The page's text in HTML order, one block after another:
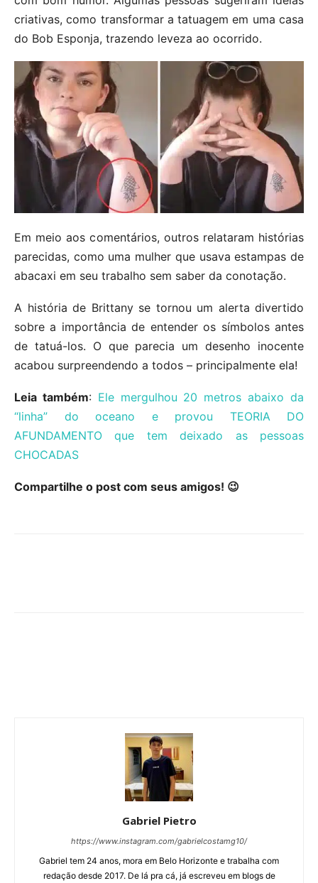
criativas, como transformar a tatuagem em uma casa
do Bob Esponja, trazendo leveza ao ocorrido.
Em meio aos comentários, outros relataram histórias
parecidas, como uma mulher que usava estampas de
abacaxi em seu trabalho sem saber da conotação.
A história de Brittany se tornou um alerta divertido
sobre a importância de entender os símbolos antes
de tatuá-los. O que parecia um desenho inocente
acabou surpreendendo a todos – principalmente ela!
Leia também: Ele mergulhou 20 metros abaixo da
“linha” do oceano e provou TEORIA DO
AFUNDAMENTO que tem deixado as pessoas
CHOCADAS
Compartilhe o post com seus amigos! 😉
Gabriel Pietro
https://www.instagram.com/gabrielcostamg10/
Gabriel tem 24 anos, mora em Belo Horizonte e trabalha com
redação desde 2017. De lá pra cá, já escreveu em blogs de